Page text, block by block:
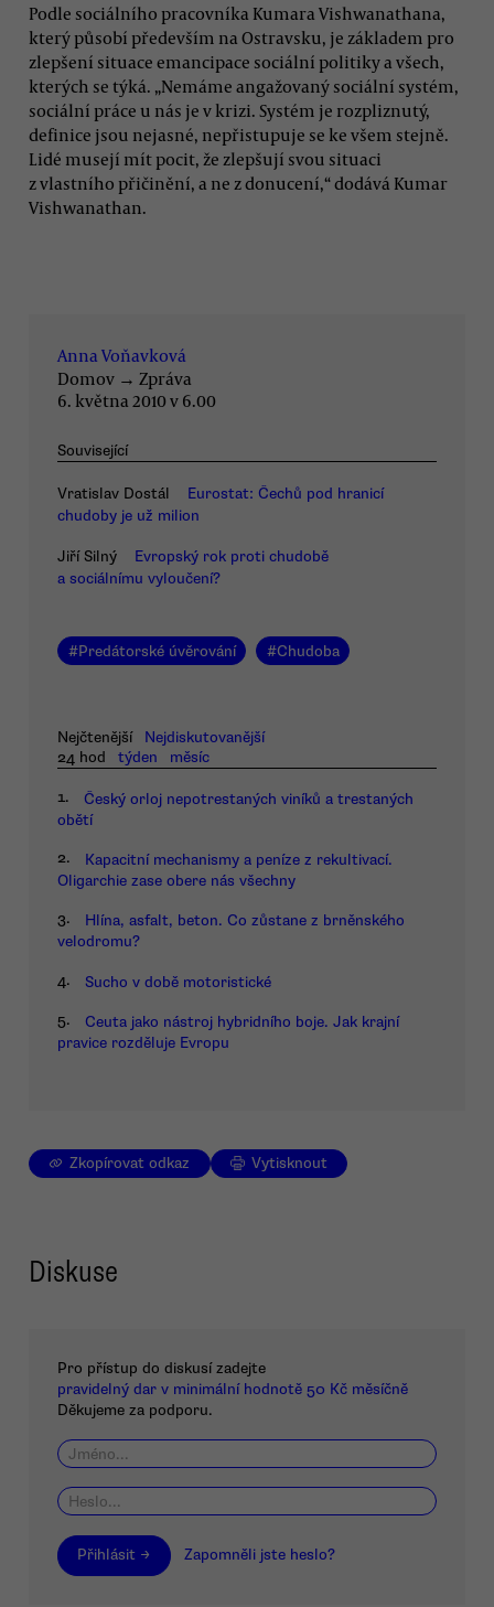
Podle sociálního pracovníka Kumara Vishwanathana,
který působí především na Ostravsku, je základem pro
zlepšení situace emancipace sociální politiky a všech,
kterých se týká. „Nemáme angažovaný sociální systém,
sociální práce u nás je v krizi. Systém je rozpliznutý,
definice jsou nejasné, nepřistupuje se ke všem stejně.
Lidé musejí mít pocit, že zlepšují svou situaci
z vlastního přičinění, a ne z donucení,“ dodává Kumar
Vishwanathan.
Anna Voňavková
Domov → Zpráva
6. května 2010 v 6.00
Související
Vratislav Dostál
Eurostat: Čechů pod hranicí
chudoby je už milion
Jiří Silný
Evropský rok proti chudobě
a sociálnímu vyloučení?
#Predátorské úvěrování #Chudoba
Nejčtenější
Nejdiskutovanější
24 hod
týden měsíc
1.
Český orloj nepotrestaných viníků a trestaných
obětí
2.
Kapacitní mechanismy a peníze z rekultivací.
Oligarchie zase obere nás všechny
3.
Hlína, asfalt, beton. Co zůstane z brněnského
velodromu?
4. Sucho v době motoristické
5.
Ceuta jako nástroj hybridního boje. Jak krajní
pravice rozděluje Evropu
Zkopírovat odkaz Vytisknout
Diskuse
Pro přístup do diskusí zadejte
pravidelný dar v minimální hodnotě 50 Kč měsíčně
Děkujeme za podporu.
Přihlásit → Zapomněli jste heslo?